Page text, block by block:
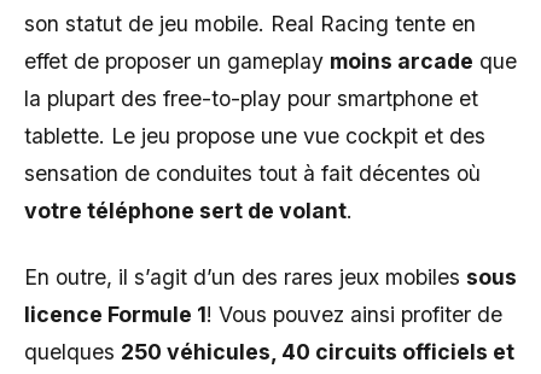
son statut de jeu mobile. Real Racing tente en
effet de proposer un gameplay moins arcade que
la plupart des free-to-play pour smartphone et
tablette. Le jeu propose une vue cockpit et des
sensation de conduites tout à fait décentes où
votre téléphone sert de volant.
En outre, il s’agit d’un des rares jeux mobiles sous
licence Formule 1! Vous pouvez ainsi profiter de
quelques 250 véhicules, 40 circuits officiels et